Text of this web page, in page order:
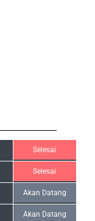
Selesai
Selesai
Akan Datang
Akan Datang